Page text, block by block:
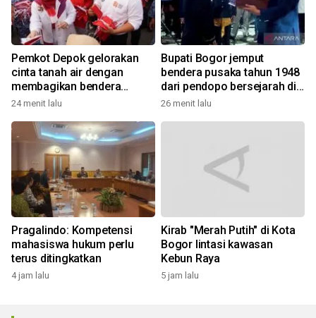
Pemkot Depok gelorakan
cinta tanah air dengan
membagikan bendera
merah putih
24 menit lalu
Bupati Bogor jemput
bendera pusaka tahun 1948
dari pendopo bersejarah di
Desa Malasari
26 menit lalu
Pragalindo: Kompetensi
mahasiswa hukum perlu
terus ditingkatkan
4 jam lalu
Kirab "Merah Putih" di Kota
Bogor lintasi kawasan
Kebun Raya
5 jam lalu